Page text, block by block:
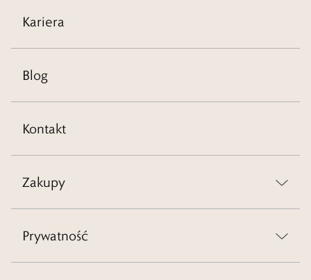
Kariera
Blog
Kontakt
Zakupy
Prywatność